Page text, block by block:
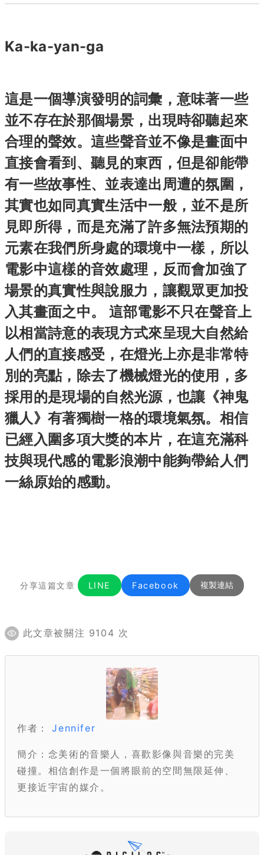
Ka-ka-yan-ga
這是一個導演發明的詞彙，意味著一些
並不存在於那個場景，出現時卻聽起來
合理的聲效。這些聲音並不像是畫面中
直接會看到、聽見的東西，但是卻能帶
有一些故事性、並表達出周遭的氛圍，
其實也如同真實生活中一般，並不是所
見即所得，而是充滿了許多無法預期的
元素在我們所身處的環境中一樣，所以
電影中這樣的音效處理，反而會加強了
場景的真實性與說服力，讓觀眾更加投
入其畫面之中。 這部電影不只在聲音上
以相當詩意的表現方式來呈現大自然給
人們的直接感受，在燈光上亦是非常特
別的亮點，除去了機械燈光的使用，多
採用的是現場的自然光源，也讓《神鬼
獵人》有著獨樹一格的環境氣氛。相信
已經入圍多項大獎的本片，在這充滿科
技與現代感的電影浪潮中能夠帶給人們
一絲原始的感動。
分享這篇文章 LINE Facebook 複製連結
此文章被關注 9104 次
作者：Jennifer
簡介：念美術的音樂人，喜歡影像與音樂的完美
碰撞。相信創作是一個將眼前的空間無限延伸、
更接近宇宙的媒介。